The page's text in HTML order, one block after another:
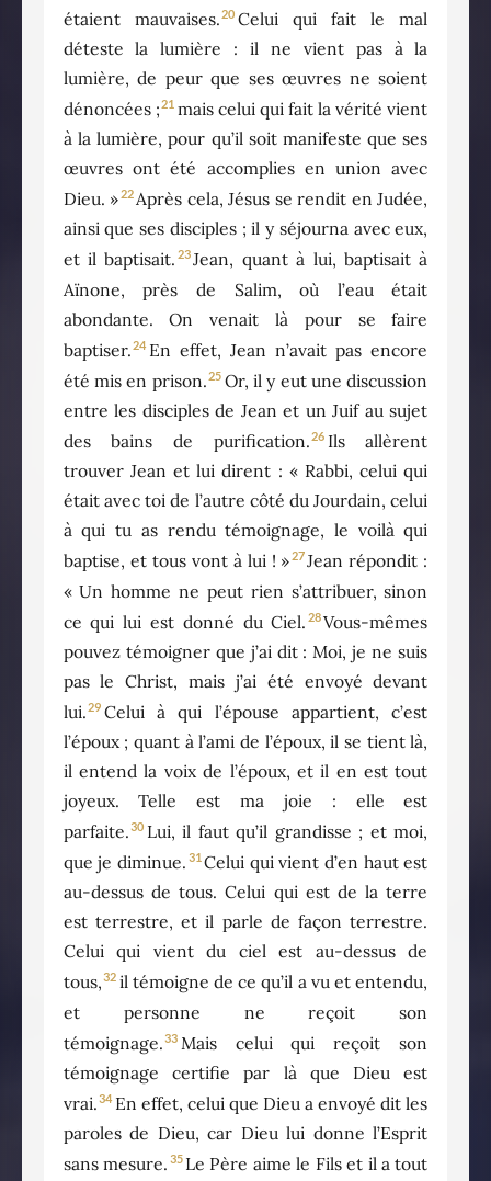
étaient mauvaises.20 Celui qui fait le mal
déteste la lumière : il ne vient pas à la
lumière, de peur que ses œuvres ne soient
dénoncées ;21 mais celui qui fait la vérité vient
à la lumière, pour qu’il soit manifeste que ses
œuvres ont été accomplies en union avec
Dieu. »22Après cela, Jésus se rendit en Judée,
ainsi que ses disciples ; il y séjourna avec eux,
et il baptisait. 23Jean, quant à lui, baptisait à
Aïnone, près de Salim, où l’eau était
abondante. On venait là pour se faire
baptiser.24 En effet, Jean n’avait pas encore
été mis en prison.25 Or, il y eut une discussion
entre les disciples de Jean et un Juif au sujet
des bains de purification.26 Ils allèrent
trouver Jean et lui dirent : « Rabbi, celui qui
était avec toi de l’autre côté du Jourdain, celui
à qui tu as rendu témoignage, le voilà qui
baptise, et tous vont à lui ! »27Jean répondit :
« Un homme ne peut rien s’attribuer, sinon
ce qui lui est donné du Ciel. 28Vous-mêmes
pouvez témoigner que j’ai dit : Moi, je ne suis
pas le Christ, mais j’ai été envoyé devant
lui.29 Celui à qui l’épouse appartient, c’est
l’époux ; quant à l’ami de l’époux, il se tient là,
il entend la voix de l’époux, et il en est tout
joyeux. Telle est ma joie : elle est
parfaite.30 Lui, il faut qu’il grandisse ; et moi,
que je diminue. 31 Celui qui vient d’en haut est
au-dessus de tous. Celui qui est de la terre
est terrestre, et il parle de façon terrestre.
Celui qui vient du ciel est au-dessus de
tous,32 il témoigne de ce qu’il a vu et entendu,
et personne ne reçoit son
témoignage.33 Mais celui qui reçoit son
témoignage certifie par là que Dieu est
vrai.34 En effet, celui que Dieu a envoyé dit les
paroles de Dieu, car Dieu lui donne l’Esprit
sans mesure. 35 Le Père aime le Fils et il a tout